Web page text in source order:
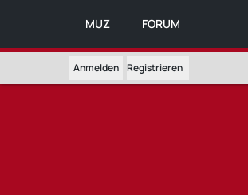
MUZ FORUM
Anmelden Registrieren